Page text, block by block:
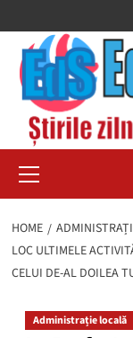
to
content
Menu
HOME
LOC ULTIMELE
CELUI DE-AL DOILEA
Administrație locală